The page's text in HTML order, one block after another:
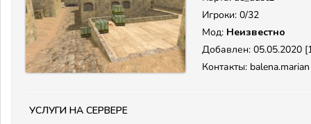
Игроки: 0/32
Мод: Неизвестно
Добавлен: 05.05.2020
Контакты: balena.marian
Услуги на сервере